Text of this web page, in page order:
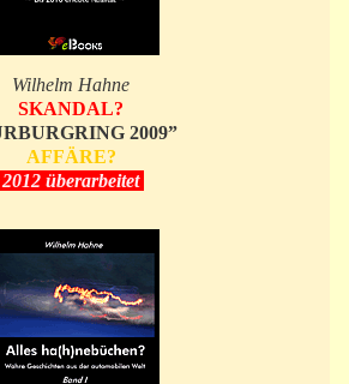
Wilhelm Hahne
SKANDAL?
2009”
AFFÄRE?
2012 überarbeitet